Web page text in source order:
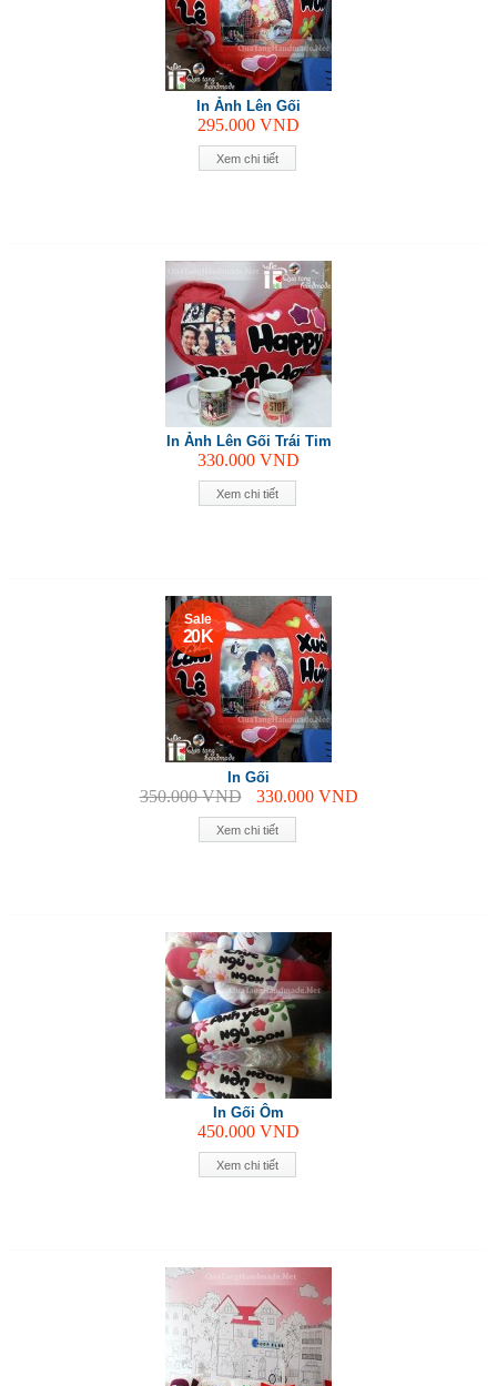
Xem chi tiết
In Ảnh Lên Gối
295.000 VND
Xem chi tiết
In Ảnh Lên Gối Trái Tim
330.000 VND
Xem chi tiết
Sale
20 K
In Gối
350.000VND 330.000 VND
Xem chi tiết
In Gối Ôm
450.000 VND